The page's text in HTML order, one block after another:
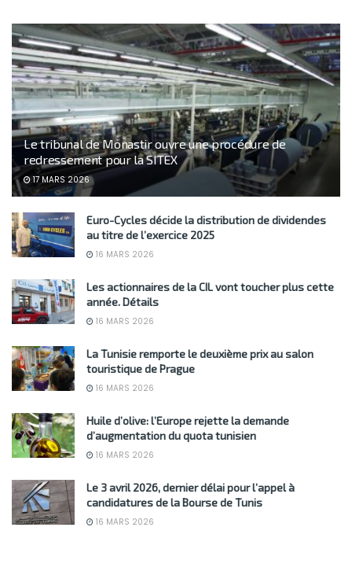
Le tribunal de Monastir ouvre une procédure de
redressement pour la SITEX
17 MARS 2026
Euro-Cycles décide la distribution de dividendes
au titre de l’exercice 2025
16 MARS 2026
Les actionnaires de la CIL vont toucher plus cette
année. Détails
16 MARS 2026
La Tunisie remporte le deuxième prix au salon
touristique de Prague
16 MARS 2026
Huile d’olive: l’Europe rejette la demande
d’augmentation du quota tunisien
16 MARS 2026
Le 3 avril 2026, dernier délai pour l’appel à
candidatures de la Bourse de Tunis
16 MARS 2026